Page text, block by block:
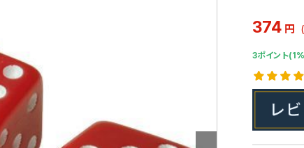
374 円
3ポイント